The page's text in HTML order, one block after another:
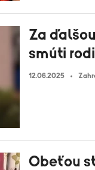
Za
smúti
12.06.2025
Obeťou